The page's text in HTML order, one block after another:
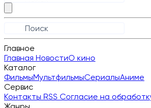
Главное
Главная НовостиО кино
Каталог
ФильмыМультфильмыСериалыАниме
Сервис
Контакты RSS Согласие на